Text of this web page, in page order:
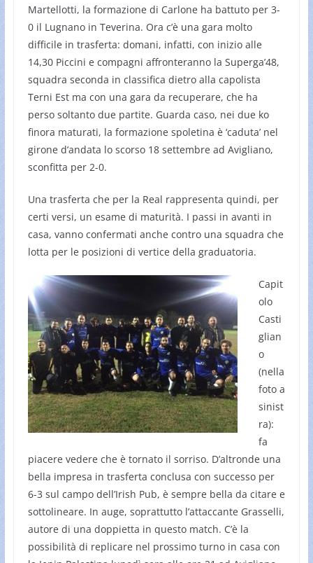
Martellotti, la formazione di Carlone ha battuto per 3-
0 il Lugnano in Teverina. Ora c’è una gara molto
difficile in trasferta: domani, infatti, con inizio alle
14,30 Piccini e compagni affronteranno la Superga’48,
squadra seconda in classifica dietro alla capolista
Terni Est ma con una gara da recuperare, che ha
perso soltanto due partite. Guarda caso, nei due ko
finora maturati, la formazione spoletina è ‘caduta’ nel
girone d’andata lo scorso 18 settembre ad Avigliano,
sconfitta per 2-0.
Una trasferta che per la Real rappresenta quindi, per
certi versi, un esame di maturità. I passi in avanti in
casa, vanno confermati anche contro una squadra che
lotta per le posizioni di vertice della graduatoria.
Capit
olo
Casti
glian
o
(nella
foto a
sinist
ra):
fa
piacere vedere che è tornato il sorriso. D’altronde una
bella impresa in trasferta conclusa con successo per
6-3 sul campo dell’Irish Pub, è sempre bella da citare e
sottolineare. In auge, soprattutto l’attaccante Grasselli,
autore di una doppietta in questo match. C’è la
possibilità di replicare nel prossimo turno in casa con